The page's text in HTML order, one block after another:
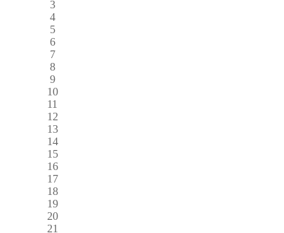
3
4
5
6
7
8
9
10
11
12
13
14
15
16
17
18
19
20
21